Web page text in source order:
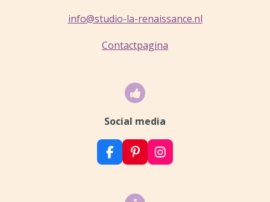
info@studio-la-renaissance.nl
Contactpagina
Social media
F
a
P
i
t
I
n